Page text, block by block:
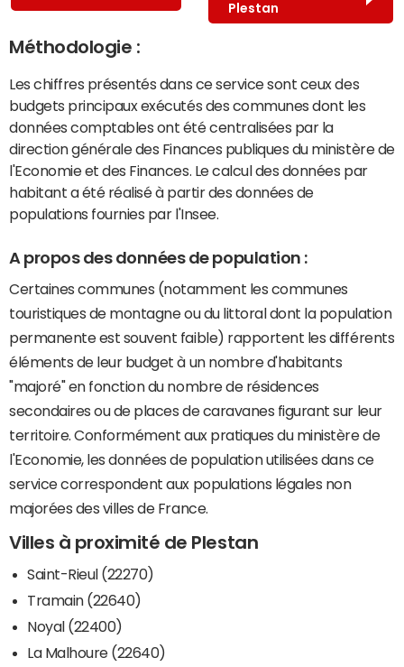
Plestan
Méthodologie :
Les chiffres présentés dans ce service sont ceux des
budgets principaux exécutés des communes dont les
données comptables ont été centralisées par la
direction générale des Finances publiques du ministère de
l'Economie et des Finances. Le calcul des données par
habitant a été réalisé à partir des données de
populations fournies par l'Insee.
A propos des données de population :
Certaines communes (notamment les communes
touristiques de montagne ou du littoral dont la population
permanente est souvent faible) rapportent les différents
éléments de leur budget à un nombre d'habitants
"majoré" en fonction du nombre de résidences
secondaires ou de places de caravanes figurant sur leur
territoire. Conformément aux pratiques du ministère de
l'Economie, les données de population utilisées dans ce
service correspondent aux populations légales non
majorées des villes de France.
Villes à proximité de Plestan
Saint-Rieul (22270)
Tramain (22640)
Noyal (22400)
La Malhoure (22640)